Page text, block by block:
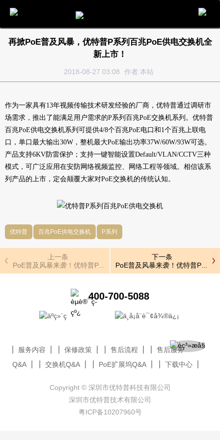
再掀PoE普及风暴，优特普P系列百兆PoE供电交换机全
新上市！
2018-08-27 03:08 作者:本站
作为一家具有13年视频传输技术研发经验的厂商，优特普通过调研市
场需求，推出了能满足用户需求的P系列百兆PoE交换机系列。 优特普
百兆PoE供电交换机系列可提供4/8个百兆PoE电口和1个百兆上联电
口，单口最大输出30W，整机最大PoE输出功率37W/60W/93W可选。
产品支持6KV防雷保护；支持一键智能设置Default/VLAN/CCTV三种
模式，可广泛应用在安防网络视频监控、网络工程等领域。 相信该系
列产品的上市，定会颠覆大家对PoE交换机的传统认知。
优特普 百兆PoE供电交换机 P系列
上一条
PoE普及风暴来袭！优特普P系列24伏PoE供电交换机震撼上市！
下一条
PoE普及风暴来袭！优特普P系列
400-700-5088
服务内容 保修政策 售后流程
售后服务
Q&A
交换机Q&A PoE扩展坞Q&A 下载中心
Copyright © 深圳市优特普科技有限公司
深圳市优特普技术有限公司
粤ICP备10207960号
电话 留言